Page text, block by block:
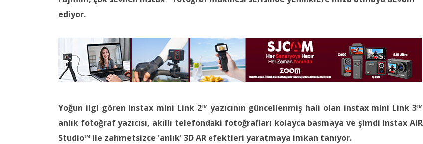
ediyor.
Yoğun ilgi gören instax mini Link 2™ yazıcının güncellenmiş hali olan instax mini Link 3™
anlık fotoğraf yazıcısı, akıllı telefondaki fotoğrafları kolayca basmaya ve şimdi instax AiR
Studio™ ile zahmetsizce 'anlık' 3D AR efektleri yaratmaya imkan tanıyor.